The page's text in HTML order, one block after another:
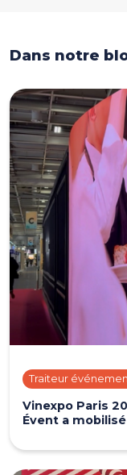
Dans notre
Traiteur
Vinexpo Paris
Évent a